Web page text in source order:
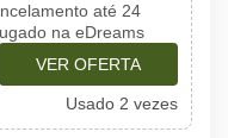
até 24
na eDreams
VER OFERTA
Usado 2 vezes